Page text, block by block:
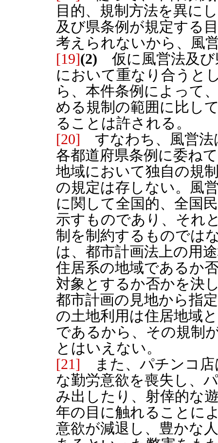
目的、規制方法を異に
及び県条例が規定する
考えられないから、風
[19](2) 仮に風営法及び
において重なり合うと
ら、本件条例によって
める規制の範囲に比し
ることは許される。
[20] すなわち、風営法
各都道府県条例に委ね
地域において独自の規
の規定は存しない。風
に関して全国的、全国
示すものであり、それ
制を制約するものでは
は、都市計画法上の用
住居系の地域であるか
対象とするか否かを決
都市計画の見地から指
の土地利用は住居地域
であるから、その規制
とはいえない。
[21] また、パチンコ店
な勤労意欲を喪失し、
み出したり、射倖的な
年の目に触れることに
意欲が減退し、豊かな